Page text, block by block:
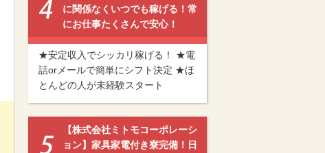
に関係なくいつでも稼げる！常
にお仕事たくさんで安心！
★安定収入でシッカリ稼げる！ ★電
話orメールで簡単にシフト決定 ★ほ
とんどの人が未経験スタート
【株式会社ミトモコーポレーシ
ョン】家具家電付き寮完備！日